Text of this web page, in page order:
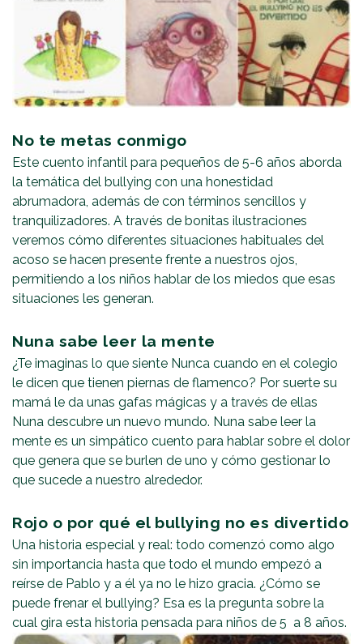
No te metas conmigo
Este cuento infantil para pequeños de 5-6 años aborda
la temática del bullying con una honestidad
abrumadora, además de con términos sencillos y
tranquilizadores. A través de bonitas ilustraciones
veremos cómo diferentes situaciones habituales del
acoso se hacen presente frente a nuestros ojos,
permitiendo a los niños hablar de los miedos que esas
situaciones les generan.
Nuna sabe leer la mente
¿Te imaginas lo que siente Nunca cuando en el colegio
le dicen que tienen piernas de flamenco? Por suerte su
mamá le da unas gafas mágicas y a través de ellas
Nuna descubre un nuevo mundo. Nuna sabe leer la
mente es un simpático cuento para hablar sobre el dolor
que genera que se burlen de uno y cómo gestionar lo
que sucede a nuestro alrededor.
Rojo o por qué el bullying no es divertido
Una historia especial y real: todo comenzó como algo
sin importancia hasta que todo el mundo empezó a
reírse de Pablo y a él ya no le hizo gracia. ¿Cómo se
puede frenar el bullying? Esa es la pregunta sobre la
cual gira esta historia pensada para niños de 5 a 8 años.